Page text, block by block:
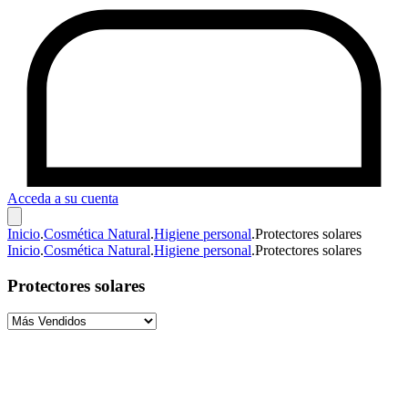
Acceda a su cuenta
Inicio.Cosmética Natural.Higiene personal.Protectores solares
Inicio.Cosmética Natural.Higiene personal.Protectores solares
Protectores solares